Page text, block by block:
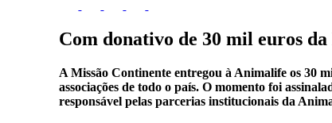
Com donativo de 30 mil euros
A Missão Continente entregou à Animalife os 30
associações de todo o país. O momento foi
responsável pelas parcerias institucionais da